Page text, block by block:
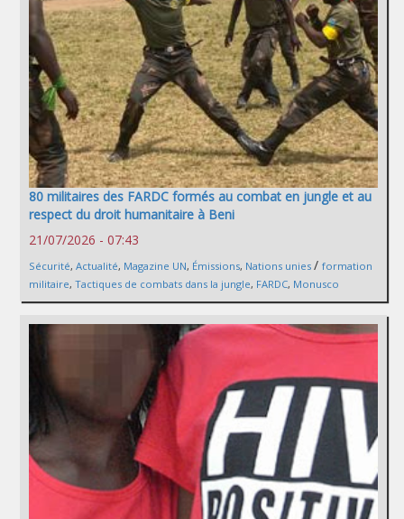
80 militaires des FARDC formés au combat en jungle et au
respect du droit humanitaire à Beni
21/07/2026 - 07:43
Sécurité, Actualité, Magazine UN, Émissions, Nations unies / formation
militaire, Tactiques de combats dans la jungle, FARDC, Monusco